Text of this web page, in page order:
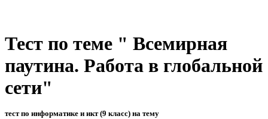
Тест по теме " Всемирная
паутина. Работа в глобальной
сети"
тест по информатике и икт (9 класс) на тему